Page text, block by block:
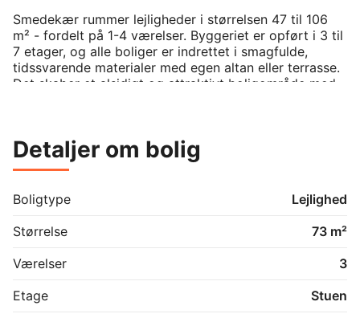
Smedekær rummer lejligheder i størrelsen 47 til 106
m² - fordelt på 1-4 værelser. Byggeriet er opført i 3 til
7 etager, og alle boliger er indrettet i smagfulde,
tidssvarende materialer med egen altan eller terrasse.
Det skaber et alsidigt og attraktivt boligområde med
De grønne fællesarealer er bilfri og indbyder til trygge
uderum, hvor børn kan lege frit, og beboere kan nyde
Smedekær er beliggende i det nordlige Albertslund.
Området har en attraktiv placering tæt på både
mere ro og nærhed til naturen, er Smedekær i
Glostrup et oplagt valg.
Detaljer om bolig
Boligtype
Lejlighed
Størrelse
73 m²
Værelser
3
Etage
Stuen